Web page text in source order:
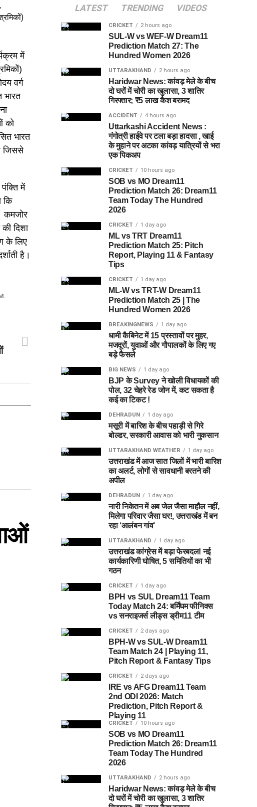
में
वर्ग
भारत
को
भारत
जिससे
में
कि
कमजोर
दिशा
के लिए
है।
LATEST TRENDING VIDEOS
CRICKET 2 hours ago
SUL-W vs WEF-W Dream11
Prediction Match 27: The
Hundred Women 2026
UTTARAKHAND 2 hours ago
Haridwar News: कांवड़ मेले के बीच
दो घरों में चोरी का खुलासा, 3 शातिर
गिरफ्तार; ₹5 लाख कैश बरामद
ACCIDENT 4 hours ago
Uttarkashi Accident News :
गंगोत्री हाईवे पर टला बड़ा हादसा , खाई
के मुहाने पर अटका कांवड़ यात्रियों से भरा
एक पिकअप
CRICKET 10 hours ago
SOB vs MO Dream11
Prediction Match 26: Dream11
Team Today The Hundred
2026
CRICKET 1 day ago
ML vs TRT Dream11
Prediction Match 25: Pitch
Report, Playing 11 & Fantasy
Tips
CRICKET 1 day ago
ML-W vs TRT-W Dream11
Prediction Match 25 | The
Hundred Women 2026
BREAKINGNEWS 1 day ago
धामी कैबिनेट में 15 प्रस्तावों पर मुहर,
मजदूरों, युवाओं और गौपालकों के लिए गए
बड़े फैसले
BIG NEWS 1 day ago
BJP के Survey ने खोली विधायकों की
पोल, 32 चेहरे रेड जोन में, कट सकता है
कई का टिकट !
DEHRADUN 1 day ago
मसूरी में बारिश के बीच पहाड़ी से गिरे
बोल्डर, सरकारी आवास को भारी नुकसान
UTTARAKHAND WEATHER 1 day ago
उत्तराखंड में आज सात जिलों में भारी बारिश
का अलर्ट, लोगों से सावधानी बरतने की
अपील
DEHRADUN 1 day ago
नारी निकेतन में अब जेल जैसा माहौल नहीं,
मिलेगा परिवार जैसा घर!, उत्तराखंड में बन
रहा ‘आलंबन गांव’
UTTARAKHAND 1 day ago
उत्तराखंड कांग्रेस में बड़ा फेरबदल! नई
कार्यकारिणी घोषित, 5 समितियों का भी
गठन
CRICKET 1 day ago
BPH vs SUL Dream11 Team
Today Match 24: बर्मिंघम फीनिक्स
vs सनराइजर्स लीड्स ड्रीम11 टीम
CRICKET 2 days ago
BPH-W vs SUL-W Dream11
Team Match 24 | Playing 11,
Pitch Report & Fantasy Tips
CRICKET 2 days ago
IRE vs AFG Dream11 Team
2nd ODI 2026: Match
Prediction, Pitch Report &
Playing 11
CRICKET 10 hours ago
SOB vs MO Dream11
Prediction Match 26: Dream11
Team Today The Hundred
2026
UTTARAKHAND 2 hours ago
Haridwar News: कांवड़ मेले के बीच
दो घरों में चोरी का खुलासा, 3 शातिर